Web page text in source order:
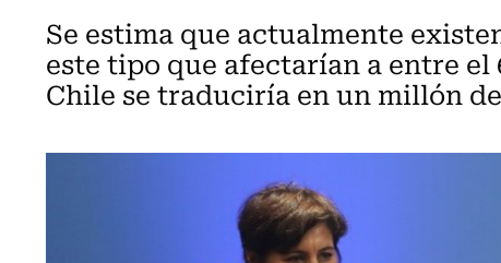
Se estima que actualmente
este tipo que afectarían a entre el
Chile se traduciría en un millón